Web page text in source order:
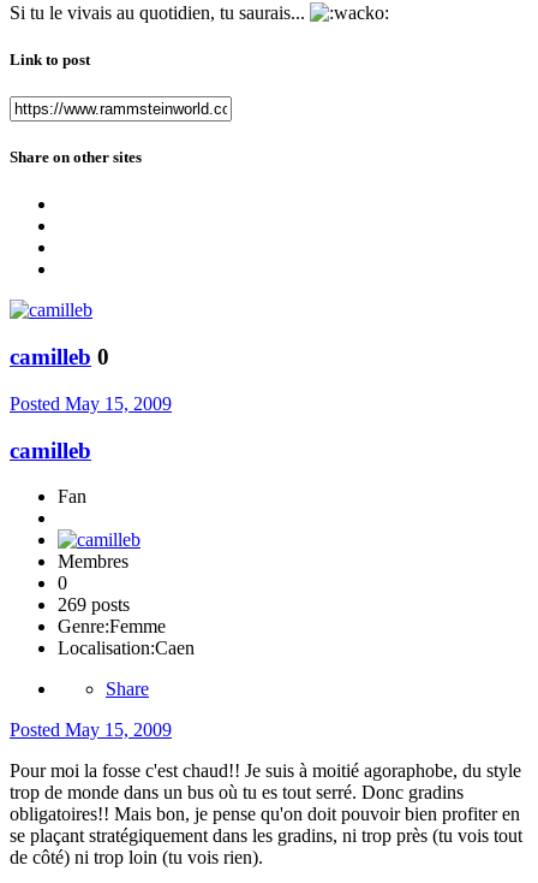
Si tu le vivais au quotidien, tu saurais...
Link to post
Share on other sites
camilleb 0
Posted May 15, 2009
camilleb
Fan
Membres
0
269 posts
Genre:Femme
Localisation:Caen
Share
Posted May 15, 2009
Pour moi la fosse c'est chaud!! Je suis à moitié agoraphobe, du style
trop de monde dans un bus où tu es tout serré. Donc gradins
obligatoires!! Mais bon, je pense qu'on doit pouvoir bien profiter en
se plaçant stratégiquement dans les gradins, ni trop près (tu vois tout
de côté) ni trop loin (tu vois rien).